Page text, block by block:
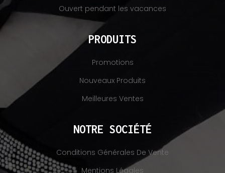
Ouvert pendant les vacances
PRODUITS
Promotions
Nouveaux Produits
Meilleures Ventes
NOTRE SOCIÉTÉ
Conditions Générales De Vente
Mentions Légales